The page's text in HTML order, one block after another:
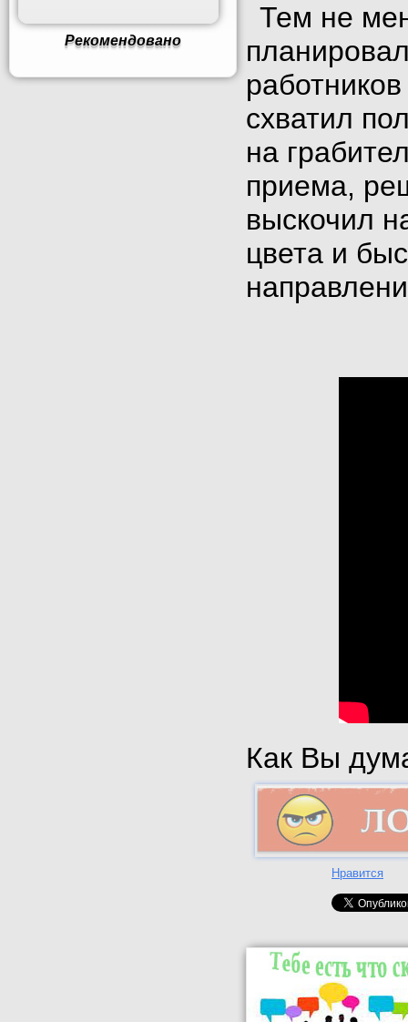
Рекомендовано
Тем не
схватил
на
приема,
выскочил
цвета и
Как Вы
Нравится